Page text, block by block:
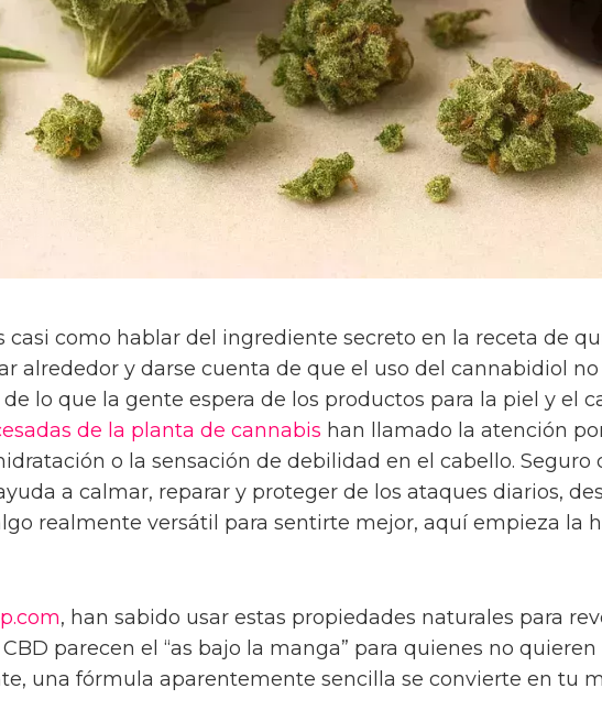
casi como hablar del ingrediente secreto en la receta de
alrededor y darse cuenta de que el uso del cannabidiol
lo que la gente espera de los productos para la piel y el
de la planta de cannabis han llamado la atención
o la sensación de debilidad en el cabello. Seguro
a calmar, reparar y proteger de los ataques diarios,
realmente versátil para sentirte mejor, aquí empieza la
, han sabido usar estas propiedades naturales para
parecen el “as bajo la manga” para quienes no
una fórmula aparentemente sencilla se convierte en tu